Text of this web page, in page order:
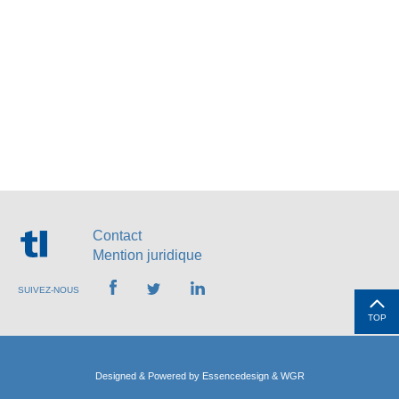
Contact
Mention juridique
SUIVEZ-NOUS
Designed & Powered by Essencedesign& WGR
TOP